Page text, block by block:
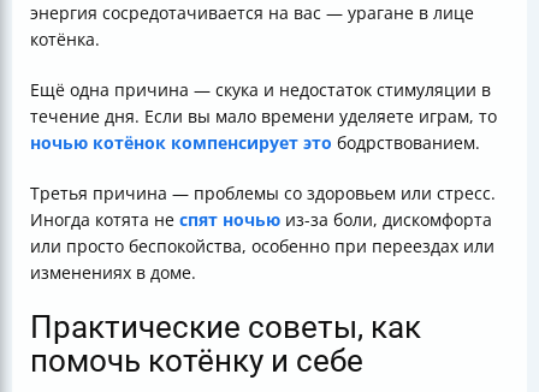
энергия сосредотачивается на вас — урагане в лице
котёнка.
Ещё одна причина — скука и недостаток стимуляции в
течение дня. Если вы мало времени уделяете играм, то
ночью котёнок компенсирует это бодрствованием.
Третья причина — проблемы со здоровьем или стресс.
Иногда котята не спят ночью из-за боли, дискомфорта
или просто беспокойства, особенно при переездах или
изменениях в доме.
Практические советы, как
помочь котёнку и себе